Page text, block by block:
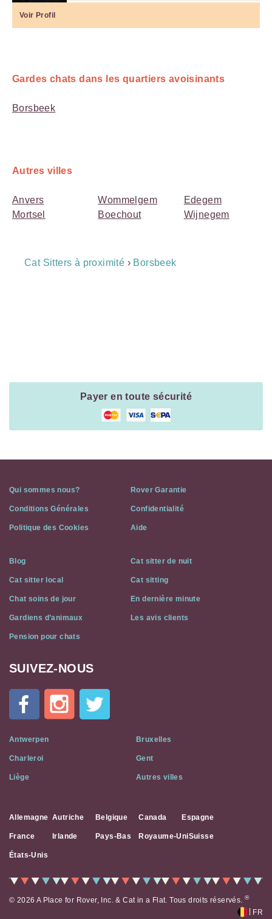
Voir Profil
Gardes chats dans les quartiers avoisinants
Borsbeek
Autres villes
Anvers
Mortsel
Wommelgem
Boechout
Edegem
Wijnegem
Breadcrumb
Cat Sitters à proximité › Borsbeek
Payer en toute sécurité
Qui sommes nous? Rover Garantie
Conditions Générales Confidentialité
Politique des Cookies Aide
Blog Cat sitter de nuit
Cat sitter local Cat sitting
Chat soins de jour En dernière minute
Gardiens d’animaux Les avis clients
Pension pour chats
Cat
Flat
Social
Media
SUIVEZ-NOUS
Antwerpen Bruxelles
Charleroi Gent
Liège Autres villes
Allemagne Autriche Belgique Canada Espagne
France Irlande Pays-Bas Royaume-UniSuisse
États-Unis
© 2026 A Place for Rover, Inc. & Cat in a Flat. Tous droits réservés. ®
FR